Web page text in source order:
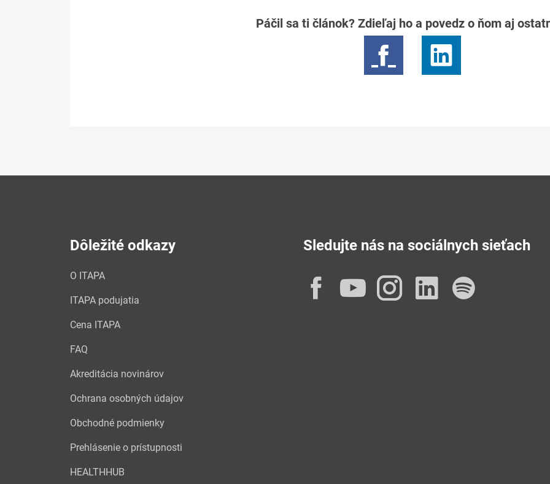
Páčil sa ti článok? Zdieľaj ho a povedz o ňom aj
Dôležité odkazy
O ITAPA
ITAPA podujatia
Cena ITAPA
FAQ
Akreditácia novinárov
Ochrana osobných údajov
Obchodné podmienky
Prehlásenie o prístupnosti
HEALTHHUB
Sledujte nás na sociálnych sieťach
Facebook
YouTube
Instagram
LinkedIn